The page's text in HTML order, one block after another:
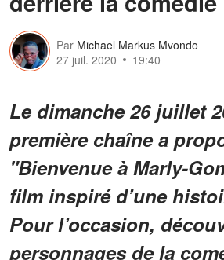
Par Michael Markus Mvondo
27 juil. 2020
19:40
Le dimanche 26 juillet
première chaîne a
"Bienvenue à Marly-
film inspiré d’une
Pour l’occasion,
personnages de la